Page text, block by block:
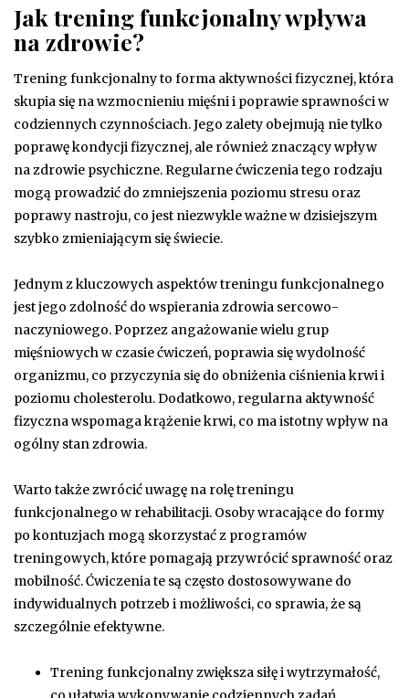
Jak trening funkcjonalny wpływa
na zdrowie?
Trening funkcjonalny to forma aktywności fizycznej, która
skupia się na wzmocnieniu mięśni i poprawie sprawności w
codziennych czynnościach. Jego zalety obejmują nie tylko
poprawę kondycji fizycznej, ale również znaczący wpływ
na zdrowie psychiczne. Regularne ćwiczenia tego rodzaju
mogą prowadzić do zmniejszenia poziomu stresu oraz
poprawy nastroju, co jest niezwykle ważne w dzisiejszym
szybko zmieniającym się świecie.
Jednym z kluczowych aspektów treningu funkcjonalnego
jest jego zdolność do wspierania zdrowia sercowo-
naczyniowego. Poprzez angażowanie wielu grup
mięśniowych w czasie ćwiczeń, poprawia się wydolność
organizmu, co przyczynia się do obniżenia ciśnienia krwi i
poziomu cholesterolu. Dodatkowo, regularna aktywność
fizyczna wspomaga krążenie krwi, co ma istotny wpływ na
ogólny stan zdrowia.
Warto także zwrócić uwagę na rolę treningu
funkcjonalnego w rehabilitacji. Osoby wracające do formy
po kontuzjach mogą skorzystać z programów
treningowych, które pomagają przywrócić sprawność oraz
mobilność. Ćwiczenia te są często dostosowywane do
indywidualnych potrzeb i możliwości, co sprawia, że są
szczególnie efektywne.
Trening funkcjonalny zwiększa siłę i wytrzymałość,